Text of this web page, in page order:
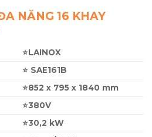
NĂNG 16 KHAY
⭐LAINOX
⭐ SAE161B
⭐852 x 795 x 1840 mm
⭐380V
⭐30,2 kW